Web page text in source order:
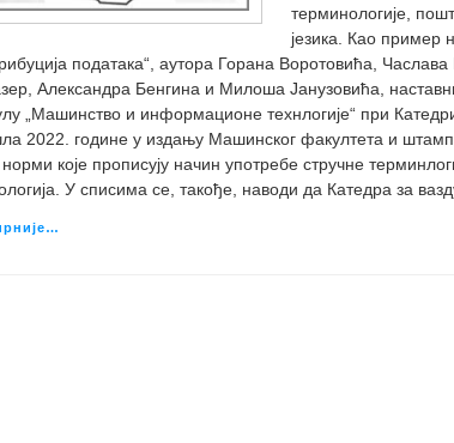
терминологије,
језика. Као пример
података“, аутора Горана Воротовића,
Александра Бенгина и Милоша Јанузовића,
„Машинство и информационе технлогије“ при
2022. године у издању Машинског факултета и
норми које прописују начин употребе стручне
У списима се, такође, наводи да Катедра за